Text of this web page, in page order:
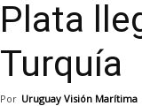
Plata
Turquía
Por Uruguay Visión Marítima